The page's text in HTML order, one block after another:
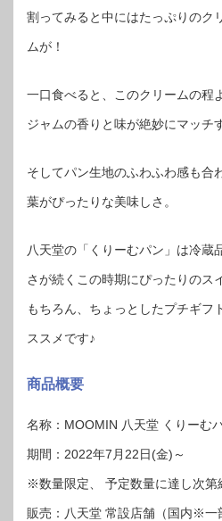
割ってみると中にはたっぷりのク
ムが！
一口食べると、このクリームの程
ジャムの香りと味が絶妙にマッチ
そしてパン生地のふわふわ感も合
葉がぴったりな美味しさ。
八天堂の「くりーむパン」は冷蔵
さが続くこの時期にぴったりのス
もちろん、ちょっとしたプチギフ
ススメです♪
商品概要
名称：MOOMIN 八天堂 くりーむ
期間：2022年7月22日(金)～
※数量限定、 予定数量に達し次第
販売：八天堂 常設店舗（国内※一